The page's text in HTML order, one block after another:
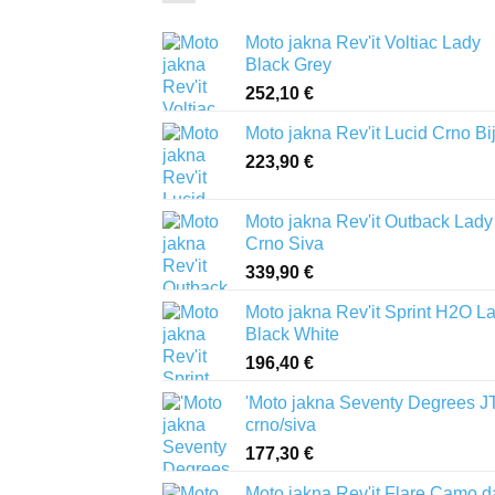
Moto jakna Rev'it Voltiac Lady
Black Grey
252,10 €
Moto jakna Rev'it Lucid Crno
223,90 €
Moto jakna Rev'it Outback Lady
Crno Siva
339,90 €
Moto jakna Rev'it Sprint H2O
Black White
196,40 €
'Moto jakna Seventy Degrees
crno/siva
177,30 €